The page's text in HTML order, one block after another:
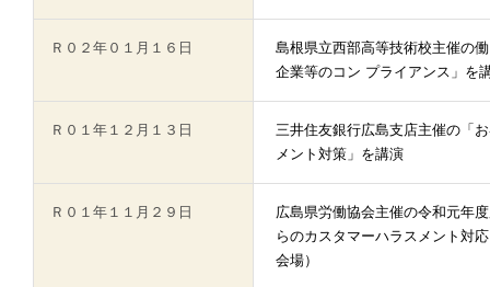
Ｒ０２年０１月１６日
島根県立西部高等技術校主催の
企業等のコン プライアンス」を
Ｒ０１年１２月１３日
三井住友銀行広島支店主催の「
メント対策」を講演
Ｒ０１年１１月２９日
広島県労働協会主催の令和元年
らのカスタマーハラスメント対
会場）